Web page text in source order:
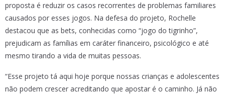
proposta é reduzir os casos recorrentes de problemas familiares
causados por esses jogos. Na defesa do projeto, Rochelle
destacou que as bets, conhecidas como “jogo do tigrinho”,
prejudicam as famílias em caráter financeiro, psicológico e até
mesmo tirando a vida de muitas pessoas.
“Esse projeto tá aqui hoje porque nossas crianças e adolescentes
não podem crescer acreditando que apostar é o caminho. Já não